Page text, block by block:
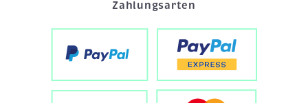
Zahlungsarten